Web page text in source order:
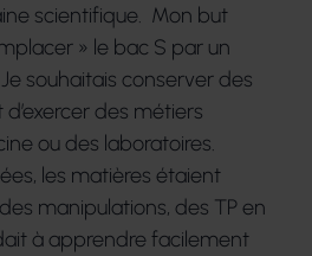
scientifique. Mon but
» le bac S par un
souhaitais conserver des
des métiers
ou des laboratoires.
les matières étaient
manipulations, des TP en
à apprendre facilement